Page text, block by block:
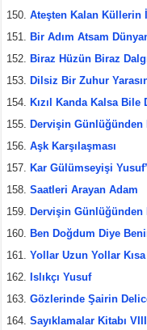
Ateşten Kalan Küllerin
Bir Adım Atsam
Biraz Hüzün Biraz
Dilsiz Bir Zuhur
Kızıl Kanda Kalsa Bile
Dervişin Günlüğünden
Aşk Karşılaşması
Kar Gülümseyişi
Saatleri Arayan Adam
Dervişin Günlüğünden
Ben Doğdum Diye
Yollar Uzun Yollar Kısa
Islıkçı Yusuf
Gözlerinde Şairin
Sayıklamalar Kitabı VIII